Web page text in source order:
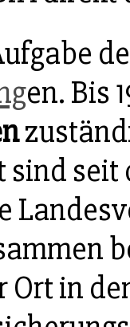
en. Bis
seit
Ort in